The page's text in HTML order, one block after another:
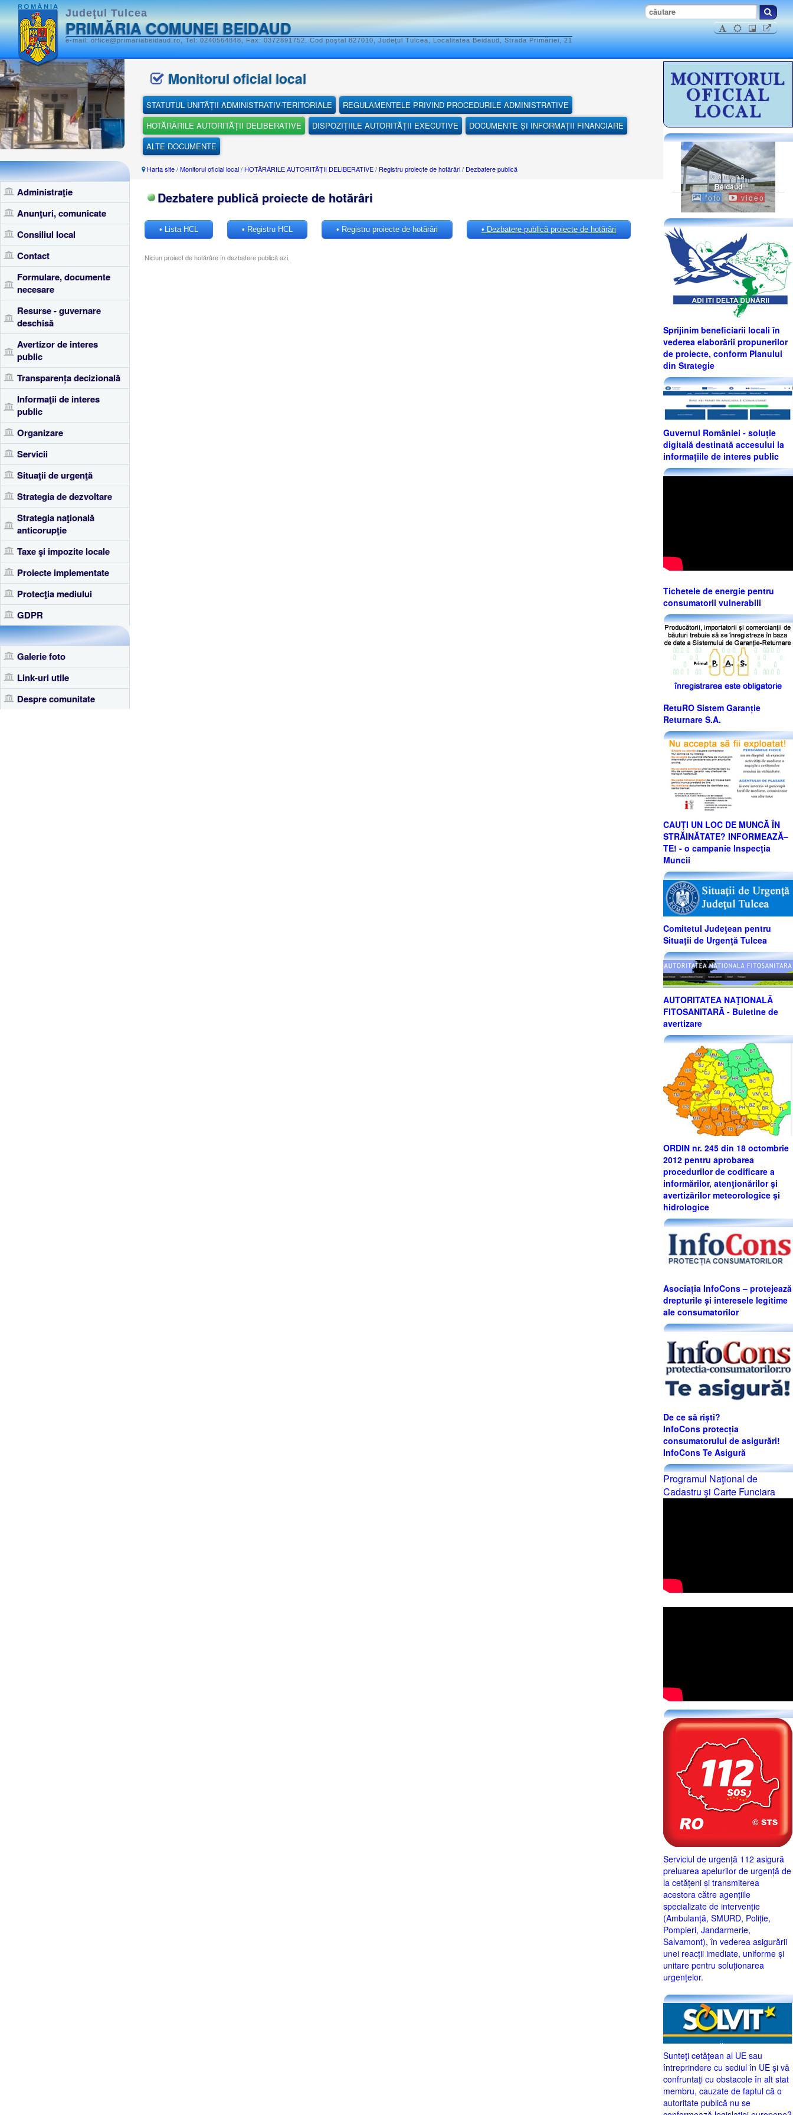
Judeţul Tulcea
PRIMĂRIA COMUNEI BEIDAUD
e-mail: office@primariabeidaud.ro, Tel: 0240564848, Fax: 0372891752, Cod poştal 827010, Judeţul Tulcea, Localitatea Beidaud, Strada Primăriei, 21
Administraţie
Anunţuri, comunicate
Consiliul local
Contact
Formulare, documente
necesare
Resurse - guvernare
deschisă
Avertizor de interes
public
Transparența decizională
Informaţii de interes
public
Organizare
Servicii
Situaţii de urgenţă
Strategia de dezvoltare
Strategia naţională
anticorupţie
Taxe şi impozite locale
Proiecte implementate
Protecţia mediului
GDPR
Galerie foto
Link-uri utile
Despre comunitate
Monitorul oficial local
STATUTUL UNITĂȚII ADMINISTRATIV-TERITORIALE
REGULAMENTELE PRIVIND PROCEDURILE ADMINISTRATIVE
HOTĂRÂRILE AUTORITĂȚII DELIBERATIVE
DISPOZIȚIILE AUTORITĂȚII EXECUTIVE
DOCUMENTE ȘI INFORMAȚII FINANCIARE
ALTE DOCUMENTE
Harta site/Monitorul oficial local/ HOTĂRÂRILE AUTORITĂȚII DELIBERATIVE/ Registru proiecte de hotărâri/ Dezbatere publică
Dezbatere publică proiecte de hotărâri
• Lista HCL • Registru HCL • Registru proiecte de hotărâri • Dezbatere publică proiecte de hotărâri
Niciun proiect de hotărâre în dezbatere publică azi.
Comuna
Beidaud
foto video
Sprijinim beneficiarii locali în
vederea elaborării propunerilor
de proiecte, conform Planului
din Strategie
Guvernul României - soluție
digitală destinată accesului la
informațiile de interes public
Tichetele de energie pentru
consumatorii vulnerabili
RetuRO Sistem Garanție
Returnare S.A.
CAUȚI UN LOC DE MUNCĂ ÎN
STRĂINĂTATE? INFORMEAZĂ–
TE! - o campanie Inspecţia
Muncii
Comitetul Judeţean pentru
Situaţii de Urgenţă Tulcea
AUTORITATEA NAŢIONALĂ
FITOSANITARĂ - Buletine de
avertizare
ORDIN nr. 245 din 18 octombrie
2012 pentru aprobarea
procedurilor de codificare a
informărilor, atenţionărilor şi
avertizărilor meteorologice şi
hidrologice
Asociația InfoCons – protejează
drepturile și interesele legitime
ale consumatorilor
De ce să riști?
InfoCons protecția
consumatorului de asigurări!
InfoCons Te Asigură
Programul Naţional de
Cadastru şi Carte Funciara
Serviciul de urgență 112 asigură
preluarea apelurilor de urgență de
la cetățeni și transmiterea
acestora către agențiile
specializate de intervenție
(Ambulanță, SMURD, Poliție,
Pompieri, Jandarmerie,
Salvamont), în vederea asigurării
unei reacții imediate, uniforme și
unitare pentru soluționarea
urgențelor.
Sunteţi cetăţean al UE sau
întreprindere cu sediul în UE şi vă
confruntaţi cu obstacole în alt stat
membru, cauzate de faptul că o
autoritate publică nu se